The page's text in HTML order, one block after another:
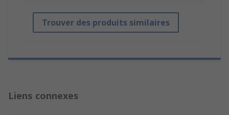
Trouver des produits similaires
Liens connexes